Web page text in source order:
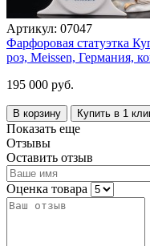
Артикул: 07047
Фарфоровая статуэтка
роз, Meissen, Германия,
195 000 руб.
В корзину Купить в 1
Показать еще
Отзывы
Оставить отзыв
Оценка товара